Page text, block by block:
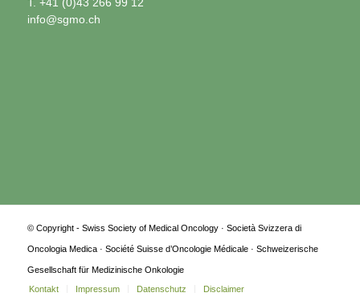
info@sgmo.ch
© Copyright - Swiss Society of Medical Oncology · Società Svizzera di
Oncologia Medica · Société Suisse d’Oncologie Médicale · Schweizerische
Gesellschaft für Medizinische Onkologie
Kontakt
Impressum Datenschutz Disclaimer